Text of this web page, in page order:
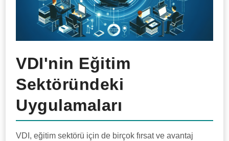
VDI'nin Eğitim
Sektöründeki
Uygulamaları
VDI, eğitim sektörü için de birçok fırsat ve avantaj